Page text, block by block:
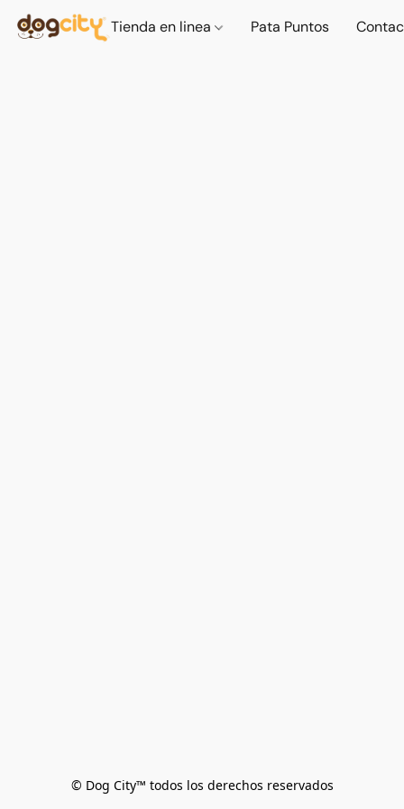
Tienda en linea Pata Puntos
© Dog City™ todos los derechos reservados